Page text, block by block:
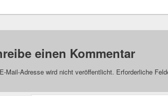
einen Kommentar
Mail-Adresse wird nicht veröffentlicht. Erforderliche